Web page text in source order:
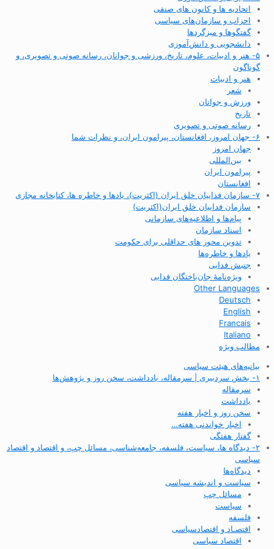
اتحادیه ها و کانون های صنفی
احزاب و سازمان‌های سیاسی
گفتگوها و میزگردها
دانشجویی و دانش‌آموزی
۵- هنر و ادبیات، علوم، تاریخ، ورزشی و جوانان، رسانه صوتی و تصویری، و
گوناگون
هنر و ادبیات
شعر
ورزش و جوانان
تاریخ
رسانه صوتی و تصویری
۶- جهان امروز، افغانستان، پیرامون ایران، و نظرات شما
جهان امروز
بین‌المللی
پیرامون ایران
افغانستان
۷- سازمان فداییان خلق ایران (اکثریت)، یادها و خاطره ها، کتابخانه مجازی
سازمان فداییان خلق ایران(اکثریت)
پیام‌ها و اطلاعیه‌های سازمانی
اسناد سازمان
تدوین محور های حداقلی برای حکومت
یادها و خاطره‌ها
جنبش فدایی
ویژه‌نامهٔ جان‌باختگان فدایی
Other Languages
Deutsch
English
Francais
Italiano
مطالب ویژه
بیانیه‌های هیئت سیاسی
۱- بخش سردبیری | سرمقاله، یادداشت، سخن روز و پژوهش‌ها
سرمقاله
یادداشت
سخن روز و اخبار هفته
اخبار خواندنی هفته…
گفتار هفتگی
۲- دیدگاه ها، سیاست، فلسفه، جامعه‌شناسی، مسائل چپ، و اقتصاد و اقتصاد
سیاسی
دیدگاه‌ها
سیاست و اندیشه سیاسی
مسائل چپ
سیاست
فلسفه
اقتصـاد و اقتصاد‌سیاسی
اقتصاد سیاسی